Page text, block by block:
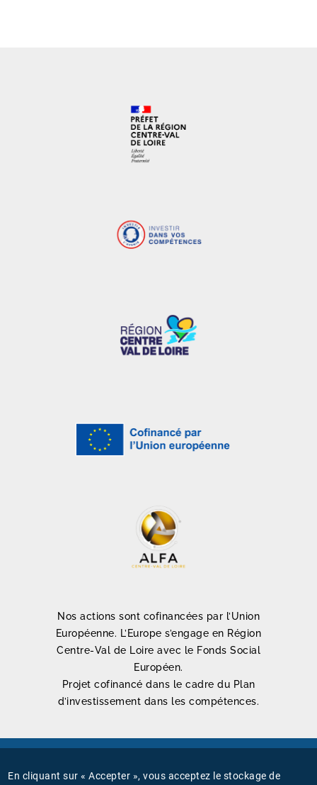
Nos actions sont cofinancées par l’Union
Européenne. L’Europe s’engage en Région
Centre-Val de Loire avec le Fonds Social
Européen.
Projet cofinancé dans le cadre du Plan
d’investissement dans les compétences.
Mentions légales
En cliquant sur « Accepter », vous acceptez le stockage de